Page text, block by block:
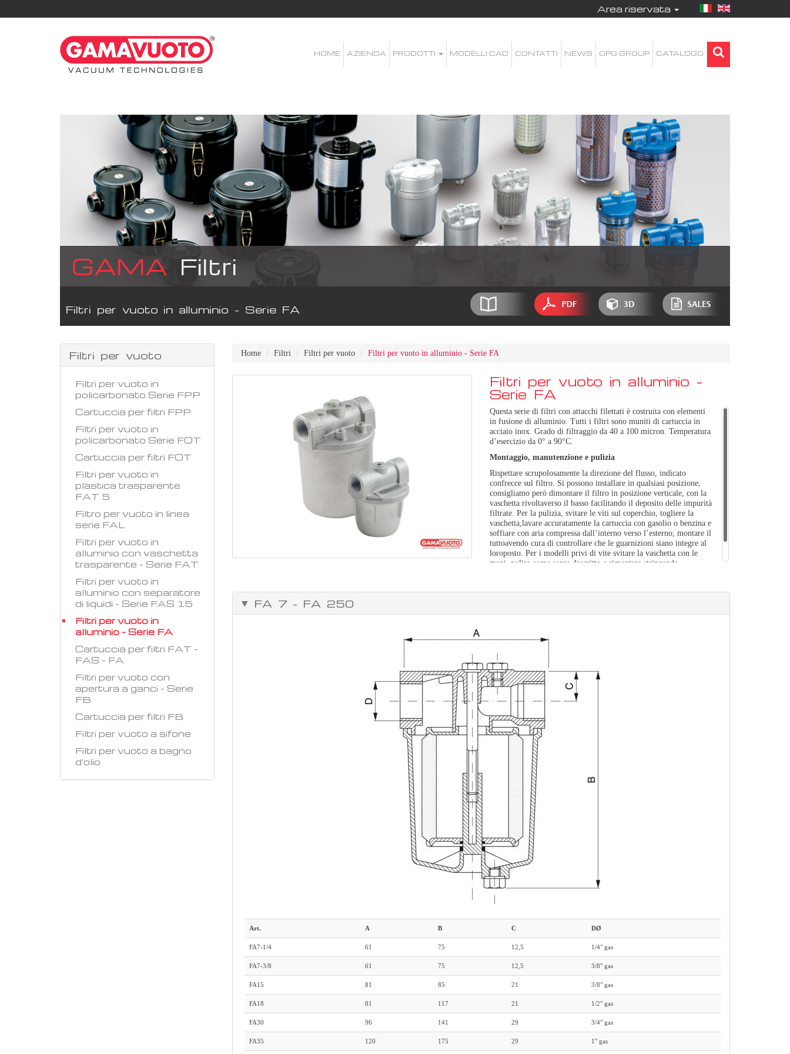
Area riservata
HOME AZIENDA PRODOTTI MODELLI CAD CONTATTI NEWS OPG GROUP CATALOGO
GAMA Filtri
Filtri per vuoto in alluminio - Serie FA
Home Filtri Filtri per vuoto Filtri per vuoto in alluminio - Serie FA
Filtri per vuoto in alluminio -
Serie FA
Questa serie di filtri con attacchi filettati è costruita con elementi
in fusione di alluminio. Tutti i filtri sono muniti di cartuccia in
acciaio inox. Grado di filtraggio da 40 a 100 micron. Temperatura
d’esercizio da 0° a 90°C.
Montaggio, manutenzione e pulizia
Rispettare scrupolosamente la direzione del flusso, indicato
confrecce sul filtro. Si possono installare in qualsiasi posizione,
consigliamo però dimontare il filtro in posizione verticale, con la
vaschetta rivoltaverso il basso facilitando il deposito delle impurità
filtrate. Per la pulizia, svitare le viti sul coperchio, togliere la
vaschetta,lavare accuratamente la cartuccia con gasolio o benzina e
soffiare con aria compressa dall’interno verso l’esterno; montare il
tuttoavendo cura di controllare che le guarnizioni siano integre al
loroposto. Per i modelli privi di vite svitare la vaschetta con le
mani, pulire come sopra descritto e rimontare stringendo
FA 7 - FA 250
Art. A B C DØ
FA7-1/4 61 75 12,5 1/4" gas
FA7-3/8 61 75 12,5 3/8" gas
FA15 81 85 21 3/8" gas
FA18 81 117 21 1/2" gas
FA30 96 141 29 3/4" gas
FA35 120 175 29 1" gas
Filtri per vuoto
Filtri per vuoto in
policarbonato Serie FPP
Cartuccia per filtri FPP
Filtri per vuoto in
policarbonato Serie FOT
Cartuccia per filtri FOT
Filtri per vuoto in
plastica trasparente
FAT 5
Filtro per vuoto in linea
serie FAL
Filtri per vuoto in
alluminio con vaschetta
trasparente - Serie FAT
Filtri per vuoto in
alluminio con separatore
di liquidi - Serie FAS 15
Filtri per vuoto in
alluminio - Serie FA
Cartuccia per filtri FAT -
FAS - FA
Filtri per vuoto con
apertura a ganci - Serie
FB
Cartuccia per filtri FB
Filtri per vuoto a sifone
Filtri per vuoto a bagno
d'olio